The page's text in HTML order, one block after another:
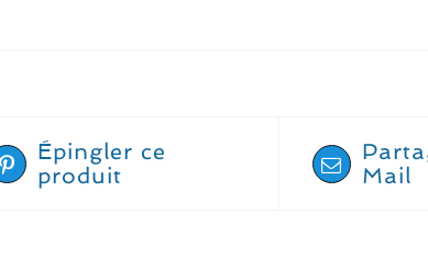
Épingler ce
produit
Mail